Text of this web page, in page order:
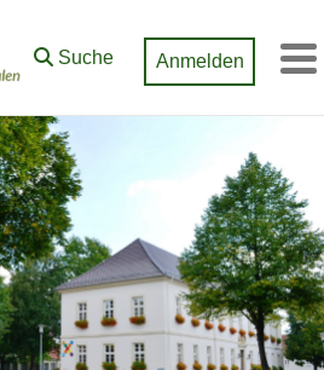
Suche Anmelden